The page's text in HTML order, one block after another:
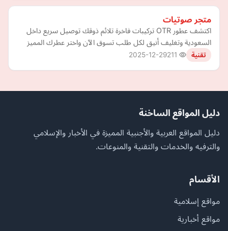
متجر صوتيات
اكتشف عطور OTR تركيبات فاخرة تلائم ذوقك توصيل سريع داخل
السعودية وتغليف أنيق لكل طلب تسوق الآن واختر عطرك المميز
تقنية 2025-12-29
دليل المواقع الساخنة
دليل المواقع العربية والأجنبية المميزة في الأخبار والإسلامي
والترفيه والخدمات والتقنية والمنوعات.
الأقسام
مواقع إسلامية
مواقع أخبارية